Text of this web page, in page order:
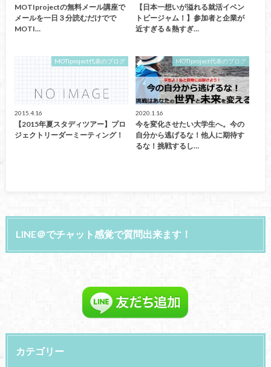
MOTIprojectの無料メール講座で
メールを一日３分読むだけでで
MOTI…
【日本一想いが溢れる就活イベン
トビージャム！】参加者と企業が
近すぎる＆熱すぎ…
MOTIproject代表のブログ
2015.4.16
【2015年夏スタディツアー】プロ
ジェクトリーダーミーティング！
MOTIproject代表のブログ
2020.1.16
今を変化させたい大学生へ。今の
自分から逃げるな！他人に期待す
るな！挑戦するし…
LINE＠でチャット感覚で質問出来ます！
カテゴリー